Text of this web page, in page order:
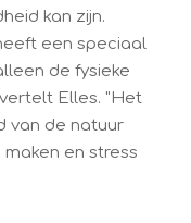
kan zijn.
een speciaal
de fysieke
Elles. "Het
van de natuur
en stress